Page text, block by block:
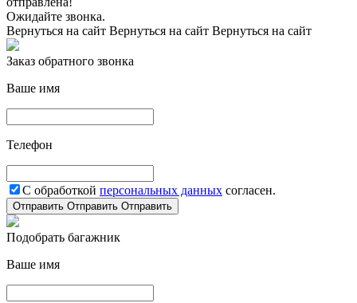
Ожидайте звонка.
Вернуться на сайт Вернуться на сайт Вернуться на сайт
Заказ обратного звонка
Ваше имя
Телефон
С обработкой персональных данных согласен.
Отправить Отправить Отправить
Подобрать багажник
Ваше имя